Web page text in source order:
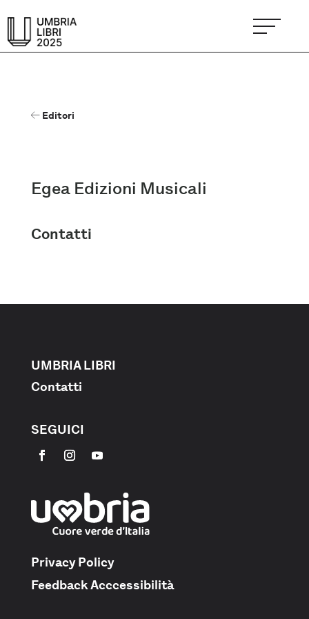
Editori
Egea Edizioni Musicali
Contatti
UMBRIA LIBRI
Contatti
SEGUICI
Privacy Policy
Feedback Acccessibilità